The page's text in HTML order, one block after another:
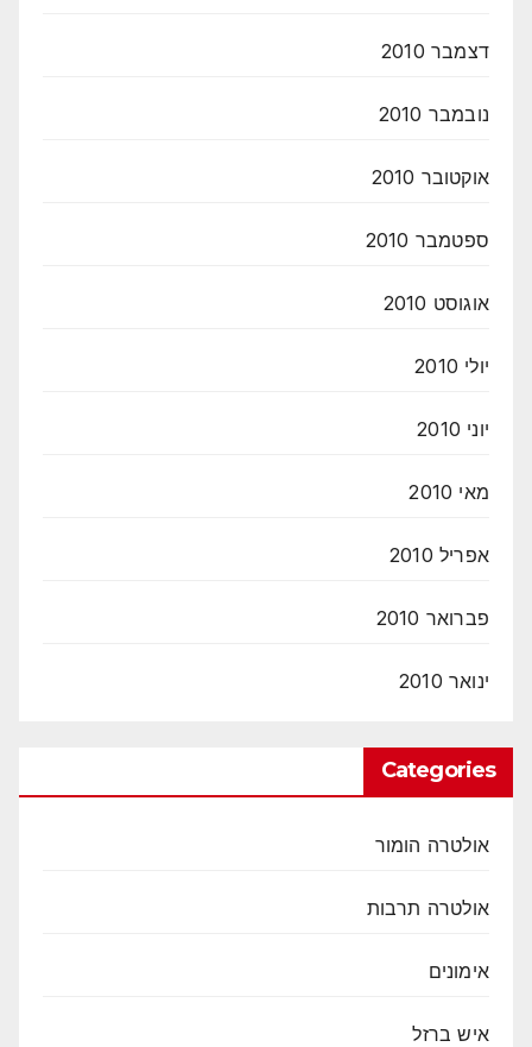
דצמבר 2010
נובמבר 2010
אוקטובר 2010
ספטמבר 2010
אוגוסט 2010
יולי 2010
יוני 2010
מאי 2010
אפריל 2010
פברואר 2010
ינואר 2010
Categories
אולטרה הומור
אולטרה תרבות
אימונים
איש ברזל